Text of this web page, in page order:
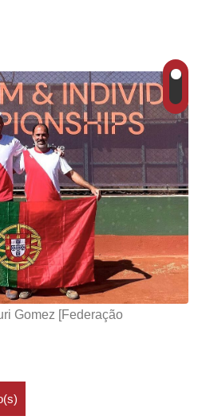
Gomez [Federação